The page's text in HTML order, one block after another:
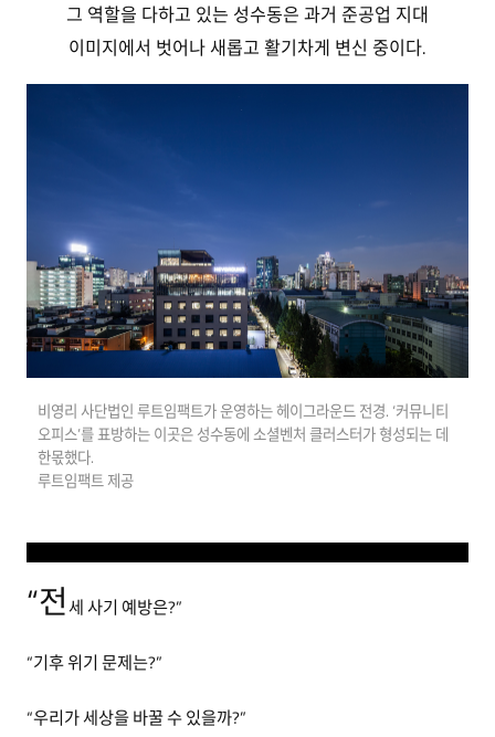
그 역할을 다하고 있는 성수동은 과거 준공업 지대
이미지에서 벗어나 새롭고 활기차게 변신 중이다.
비영리 사단법인 루트임팩트가 운영하는 헤이그라운드 전경. ‘커뮤니티
오피스’를 표방하는 이곳은 성수동에 소셜벤처 클러스터가 형성되는 데
한몫했다.
루트임팩트 제공
“전세 사기 예방은?”
“기후 위기 문제는?”
“우리가 세상을 바꿀 수 있을까?”